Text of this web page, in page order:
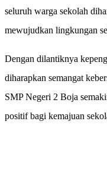
seluruh warga sekolah
mewujudkan lingkungan
Dengan dilantiknya
diharapkan semangat
SMP Negeri 2 Boja
positif bagi kemajuan